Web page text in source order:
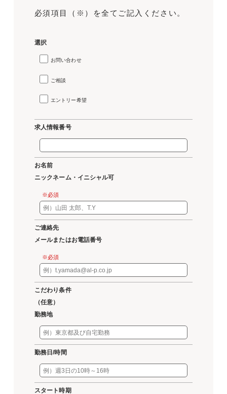
必須項目（※）を全てご記入ください。
選択
お問い合わせ
ご相談
エントリー希望
求人情報番号
お名前
ニックネーム・イニシャル可
※必須
ご連絡先
メールまたはお電話番号
※必須
こだわり条件
（任意）
勤務地
勤務日/時間
スタート時期